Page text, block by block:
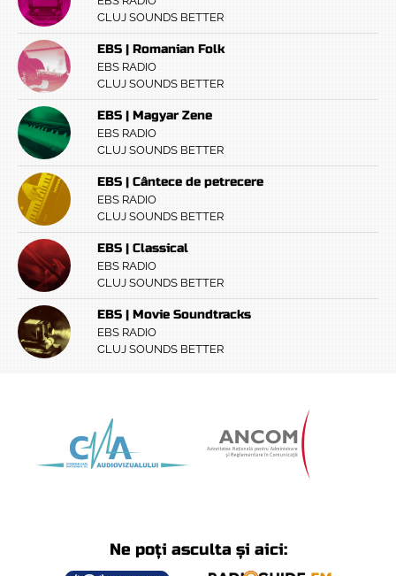
CLUJ SOUNDS BETTER
EBS | Romanian Folk
EBS RADIO
CLUJ SOUNDS BETTER
EBS | Magyar Zene
EBS RADIO
CLUJ SOUNDS BETTER
EBS | Cântece de petrecere
EBS RADIO
CLUJ SOUNDS BETTER
EBS | Classical
EBS RADIO
CLUJ SOUNDS BETTER
EBS | Movie Soundtracks
EBS RADIO
CLUJ SOUNDS BETTER
Ne poți asculta și aici: